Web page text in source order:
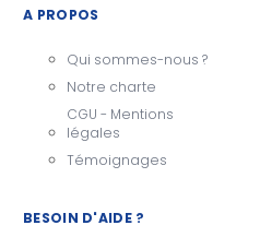
A PROPOS
Qui sommes-nous ?
Notre charte
CGU - Mentions
légales
Témoignages
BESOIN D'AIDE ?